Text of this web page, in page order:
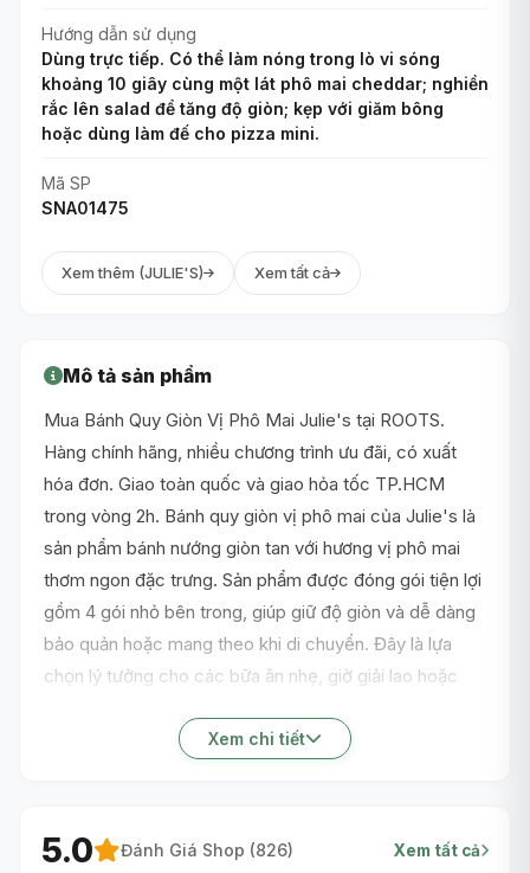
Hướng dẫn sử dụng
Dùng trực tiếp. Có thể làm nóng trong lò vi sóng
khoảng 10 giây cùng một lát phô mai cheddar; nghiền
rắc lên salad để tăng độ giòn; kẹp với giăm bông
hoặc dùng làm đế cho pizza mini.
Mã SP
SNA01475
Xem thêm (JULIE'S) Xem tất cả
Mô tả sản phẩm
Mua Bánh Quy Giòn Vị Phô Mai Julie's tại ROOTS.
Hàng chính hãng, nhiều chương trình ưu đãi, có xuất
hóa đơn. Giao toàn quốc và giao hỏa tốc TP.HCM
trong vòng 2h. Bánh quy giòn vị phô mai của Julie's là
sản phẩm bánh nướng giòn tan với hương vị phô mai
thơm ngon đặc trưng. Sản phẩm được đóng gói tiện lợi
gồm 4 gói nhỏ bên trong, giúp giữ độ giòn và dễ dàng
bảo quản hoặc mang theo khi di chuyển. Đây là lựa
chọn lý tưởng cho các bữa ăn nhẹ, giờ giải lao hoặc
đà và kết cấu giòn xốp chất lượng từ thương hiệu
Xem chi tiết
5.0 Đánh Giá Shop (826) Xem tất cả